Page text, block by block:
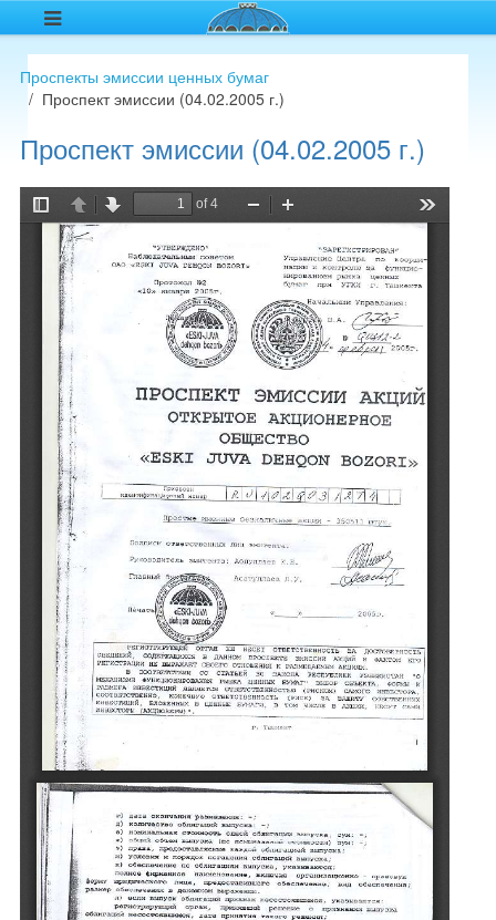
Проспекты эмиссии ценных бумаг
Проспект эмиссии (04.02.2005 г.)
Проспект эмиссии (04.02.2005 г.)